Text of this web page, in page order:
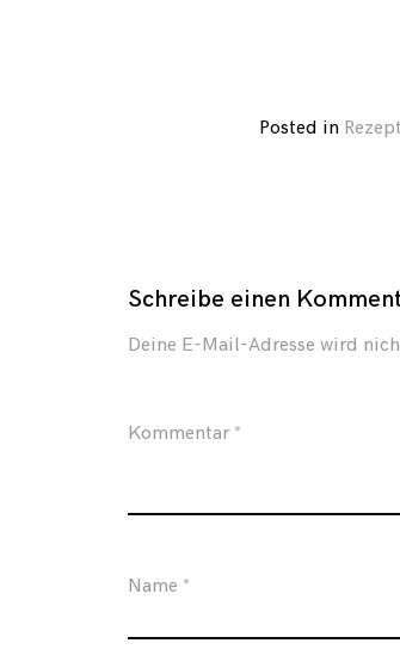
Posted in
Schreibe einen
Deine E-Mail-Adresse wird
Kommentar *
Name *